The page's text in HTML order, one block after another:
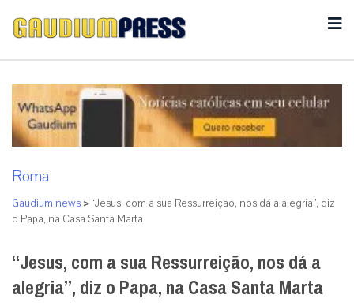
Roma
Gaudium news >“Jesus, com a sua Ressurreição, nos dá a alegria”, diz
o Papa, na Casa Santa Marta
“Jesus, com a sua Ressurreição, nos dá a
alegria”, diz o Papa, na Casa Santa Marta